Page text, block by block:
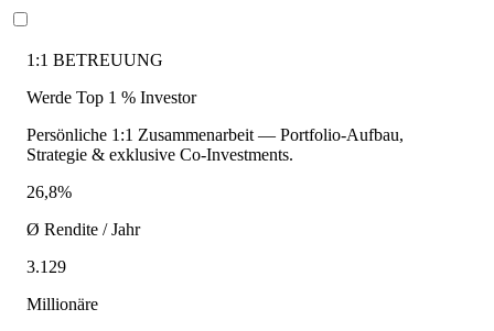
1:1 BETREUUNG
Werde Top 1 % Investor
Persönliche 1:1 Zusammenarbeit — Portfolio-Aufbau,
Strategie & exklusive Co-Investments.
26,8%
Ø Rendite / Jahr
3.129
Millionäre